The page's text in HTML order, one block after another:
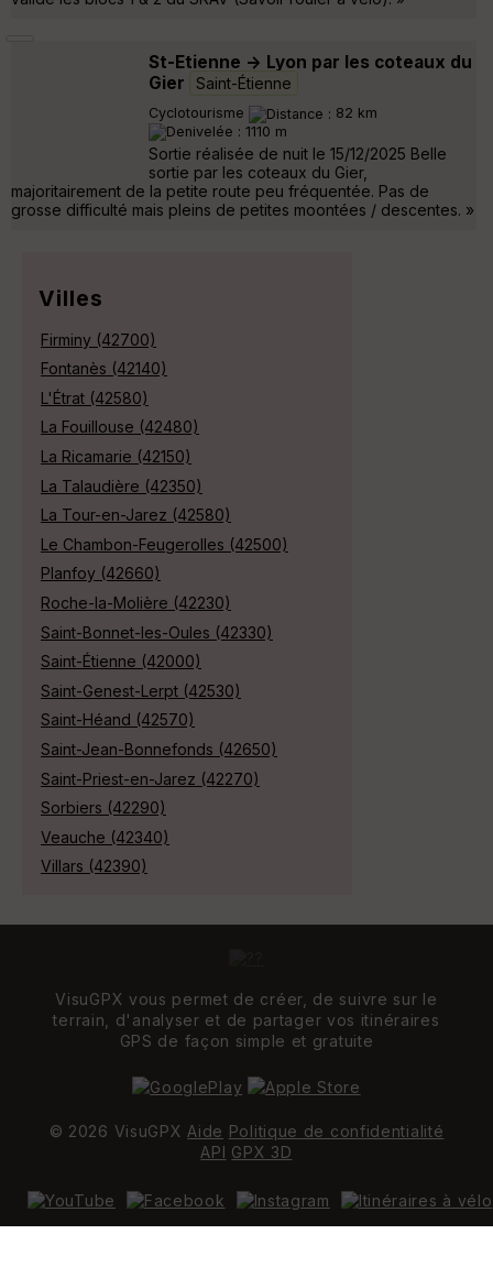
St-Etienne -> Lyon par les coteaux du
Gier
Saint-Étienne
Cyclotourisme
82 km
1110 m
Sortie réalisée de nuit le 15/12/2025 Belle
sortie par les coteaux du Gier,
majoritairement de la petite route peu fréquentée. Pas de
grosse difficulté mais pleins de petites moontées / descentes. »
Villes
Firminy (42700)
Fontanès (42140)
L'Étrat (42580)
La Fouillouse (42480)
La Ricamarie (42150)
La Talaudière (42350)
La Tour-en-Jarez (42580)
Le Chambon-Feugerolles (42500)
Planfoy (42660)
Roche-la-Molière (42230)
Saint-Bonnet-les-Oules (42330)
Saint-Étienne (42000)
Saint-Genest-Lerpt (42530)
Saint-Héand (42570)
Saint-Jean-Bonnefonds (42650)
Saint-Priest-en-Jarez (42270)
Sorbiers (42290)
Veauche (42340)
Villars (42390)
VisuGPX vous permet de créer, de suivre sur le
terrain, d'analyser et de partager vos itinéraires
GPS de façon simple et gratuite
© 2026 VisuGPX Aide Politique de confidentialité
API GPX 3D